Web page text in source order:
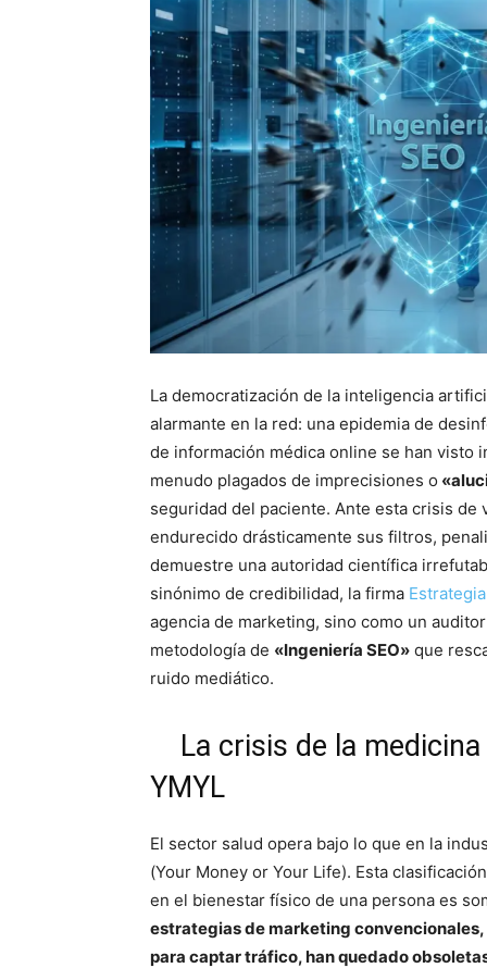
La democratización de la inteligencia
alarmante en la red: una epidemia de
de información médica online se han visto
menudo plagados de imprecisiones o
seguridad del paciente. Ante esta crisis
endurecido drásticamente sus filtros,
demuestre una autoridad científica
sinónimo de credibilidad, la firma
agencia de marketing, sino como un
metodología de «Ingeniería SEO» que
ruido mediático.
La crisis de la medicina
YMYL
El sector salud opera bajo lo que en la
(Your Money or Your Life). Esta
en el bienestar físico de una persona es
estrategias de marketing
para captar tráfico, han quedado